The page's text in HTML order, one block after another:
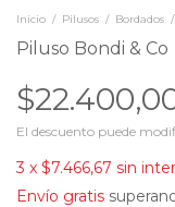
Inicio / Pilusos / Bordados /
Piluso Bondi & Co
El descuento puede
3 x $7.466,67 sin
Envío gratis